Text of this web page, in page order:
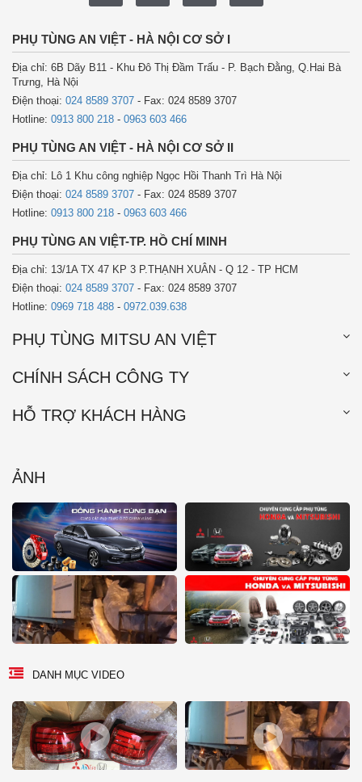
PHỤ TÙNG AN VIỆT - HÀ NỘI CƠ SỞ I
Địa chỉ: 6B Dãy B11 - Khu Đô Thị Đầm Trấu - P. Bạch Đằng, Q.Hai Bà
Trưng, Hà Nội
Điện thoại: 024 8589 3707 - Fax: 024 8589 3707
Hotline: 0913 800 218 - 0963 603 466
PHỤ TÙNG AN VIỆT - HÀ NỘI CƠ SỞ II
Địa chỉ: Lô 1 Khu công nghiệp Ngọc Hồi Thanh Trì Hà Nội
Điện thoại: 024 8589 3707 - Fax: 024 8589 3707
Hotline: 0913 800 218 - 0963 603 466
PHỤ TÙNG AN VIỆT-TP. HỒ CHÍ MINH
Địa chỉ: 13/1A TX 47 KP 3 P.THẠNH XUÂN - Q 12 - TP HCM
Điện thoại: 024 8589 3707 - Fax: 024 8589 3707
Hotline: 0969 718 488 - 0972.039.638
PHỤ TÙNG MITSU AN VIỆT
CHÍNH SÁCH CÔNG TY
HỖ TRỢ KHÁCH HÀNG
ẢNH
DANH MỤC VIDEO